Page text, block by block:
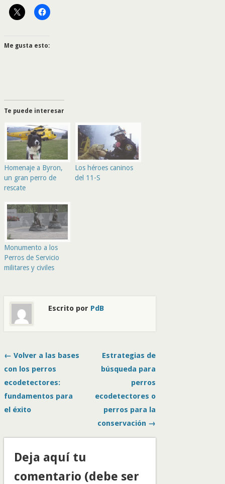
Me gusta esto:
Te puede interesar
Homenaje a Byron,
un gran perro de
rescate
Los héroes caninos
del 11-S
Monumento a los
Perros de Servicio
militares y civiles
Escrito por PdB
← Volver a las bases
con los perros
ecodetectores:
fundamentos para
el éxito
Estrategias de
búsqueda para
perros
ecodetectores o
perros para la
conservación →
Deja aquí tu
comentario (debe ser